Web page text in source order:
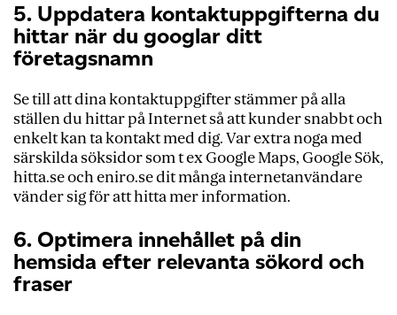
5. Uppdatera kontaktuppgifterna du
hittar när du googlar ditt
företagsnamn
Se till att dina kontaktuppgifter stämmer på alla
ställen du hittar på Internet så att kunder snabbt och
enkelt kan ta kontakt med dig. Var extra noga med
särskilda söksidor som t ex Google Maps, Google Sök,
hitta.se och eniro.se dit många internetanvändare
vänder sig för att hitta mer information.
6. Optimera innehållet på din
hemsida efter relevanta sökord och
fraser